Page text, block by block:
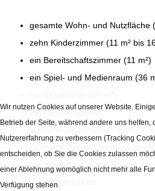
gesamte Wohn- und Nutzfläche
zehn Kinderzimmer (11 m² bis
ein Bereitschaftszimmer (11 m²)
ein Spiel- und Medienraum (36
vier Badezimmer mit Toilette
eine Gästetoilette
Wir nutzen Cookies auf unserer Website.
Betrieb der Seite, während andere uns helfen,
Nutzererfahrung zu verbessern (Tracking
entscheiden, ob Sie die Cookies zulassen
einer Ablehnung womöglich nicht mehr alle
Verfügung stehen.